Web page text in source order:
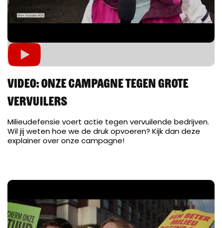
Video: onze campagne tegen grote
vervuilers
Milieudefensie voert actie tegen vervuilende bedrijven.
Wil jij weten hoe we de druk opvoeren? Kijk dan deze
explainer over onze campagne!